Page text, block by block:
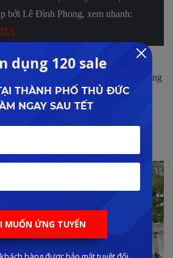
bởi Lê Đình Phong, xem nhanh:
cạnh định hướng triển khai khu đô thị
còn được phát triển dưới những phong
cảm hứng từ quốc gia hoa lệ Châu
Anh với London, nước Italia và
thành thành phố Châu Âu phồn hoa
Nguyên trù phú của Việt Nam.